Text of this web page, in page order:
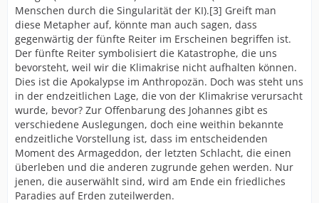
Menschen durch die Singularität der KI).[3] Greift man
diese Metapher auf, könnte man auch sagen, dass
gegenwärtig der fünfte Reiter im Erscheinen begriffen ist.
Der fünfte Reiter symbolisiert die Katastrophe, die uns
bevorsteht, weil wir die Klimakrise nicht aufhalten können.
Dies ist die Apokalypse im Anthropozän. Doch was steht uns
in der endzeitlichen Lage, die von der Klimakrise verursacht
wurde, bevor? Zur Offenbarung des Johannes gibt es
verschiedene Auslegungen, doch eine weithin bekannte
endzeitliche Vorstellung ist, dass im entscheidenden
Moment des Armageddon, der letzten Schlacht, die einen
überleben und die anderen zugrunde gehen werden. Nur
jenen, die auserwählt sind, wird am Ende ein friedliches
Paradies auf Erden zuteilwerden.